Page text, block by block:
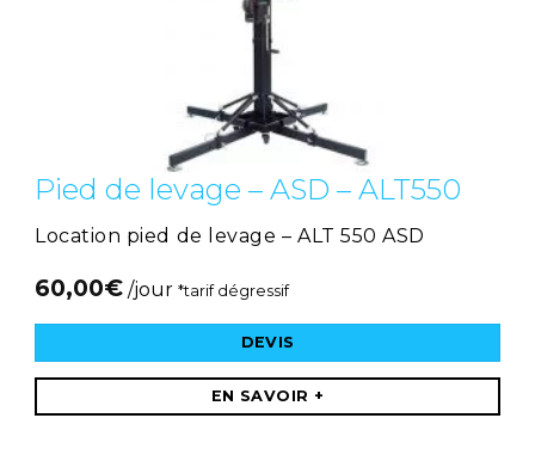
Pied de levage – ASD – ALT550
Location pied de levage – ALT 550 ASD
60,00€ /jour *tarif dégressif
DEVIS
EN SAVOIR +